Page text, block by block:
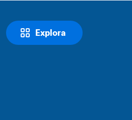
Explora